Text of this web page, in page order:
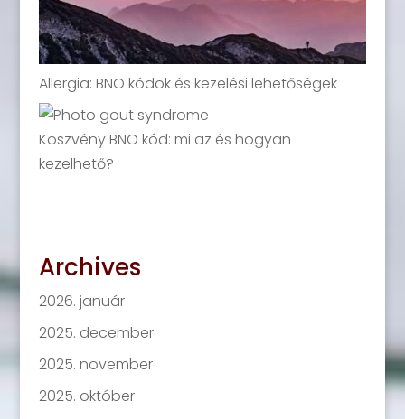
Allergia: BNO kódok és kezelési lehetőségek
Köszvény BNO kód: mi az és hogyan
kezelhető?
Archives
2026. január
2025. december
2025. november
2025. október